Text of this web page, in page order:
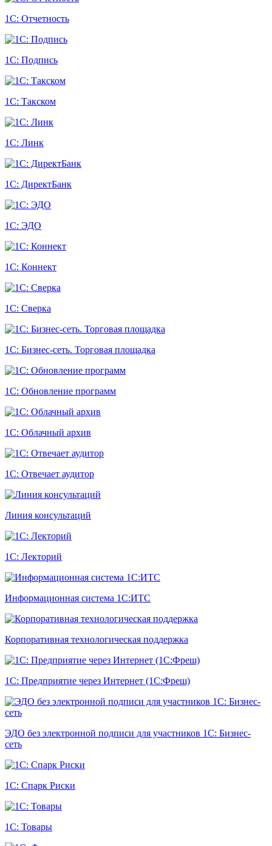
1С: Отчетность
1С: Подпись
1С: Такском
1С: Линк
1С: ДиректБанк
1С: ЭДО
1С: Коннект
1С: Сверка
1С: Бизнес-сеть. Торговая площадка
1С: Обновление программ
1С: Облачный архив
1С: Отвечает аудитор
Линия консультаций
1С: Лекторий
Информационная система 1С:ИТС
Корпоративная технологическая поддержка
1С: Предприятие через Интернет (1С:Фреш)
ЭДО без электронной подписи для участников 1С: Бизнес-
сеть
1С: Спарк Риски
1С: Товары